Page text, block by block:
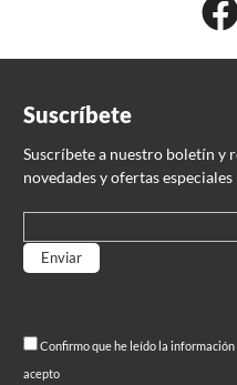
Suscríbete
Suscríbete a nuestro boletín y
novedades y ofertas especiales
Confirmo que he leído la
acepto